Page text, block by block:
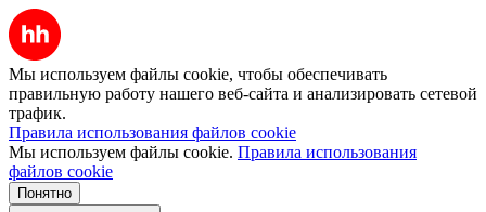
Мы используем файлы cookie, чтобы обеспечивать
правильную работу нашего веб-сайта и анализировать сетевой
трафик.
Правила использования файлов cookie
Мы используем файлы cookie. Правила использования
файлов cookie
Понятно